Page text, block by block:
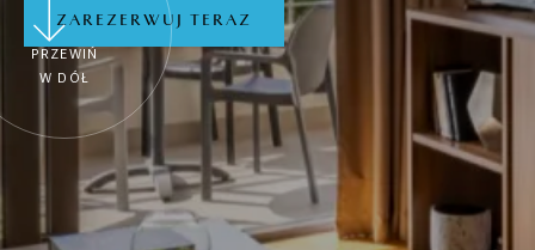
ZAREZERWUJ TERAZ
PRZEWIŃ
W DÓŁ